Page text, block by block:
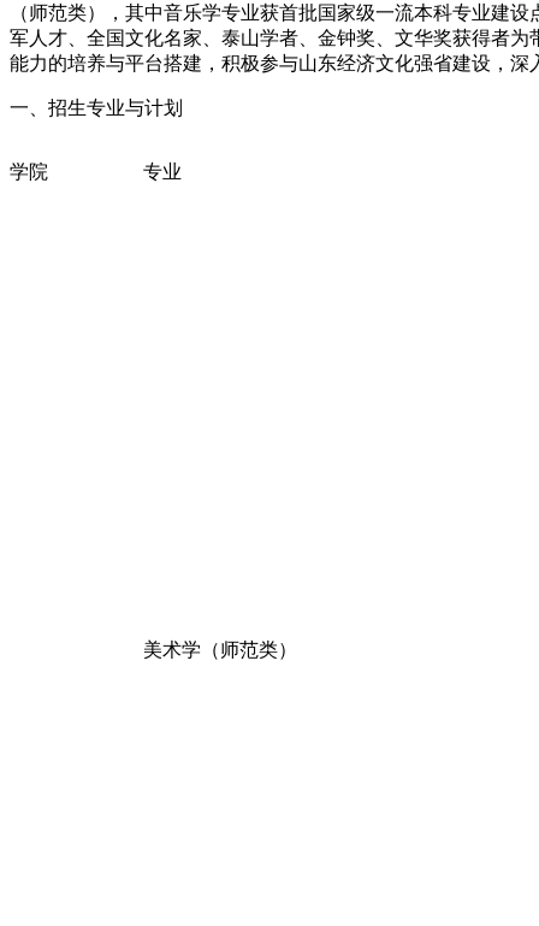
（师范类），其中音乐学专业获首批国家级一流本科专业建设
军人才、全国文化名家、泰山学者、金钟奖、文华奖获得者
能力的培养与平台搭建，积极参与山东经济文化强省建设，
一、招生专业与计划
学院 专业
美术学（师范类）